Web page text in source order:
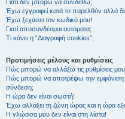
Γιατί δεν μπορώ να συνδεθώ;
Έχω εγγραφεί κατά το παρελθόν αλλά
Έχω ξεχάσει τον κωδικό μου!
Γιατί αποσυνδέομαι αυτόματα;
Τι κάνει η “Διαγραφή cookies”;
Προτιμήσεις μέλους και ρυθμίσεις
Πώς μπορώ να αλλάξω τις ρυθμίσεις
Πώς μπορώ να αποτρέψω την εμφάνιση
σύνδεση;
Η ώρα δεν είναι σωστή!
Έχω αλλάξει τη ζώνη ώρας και η ώρα
Η γλώσσα μου δεν είναι στη λίστα!